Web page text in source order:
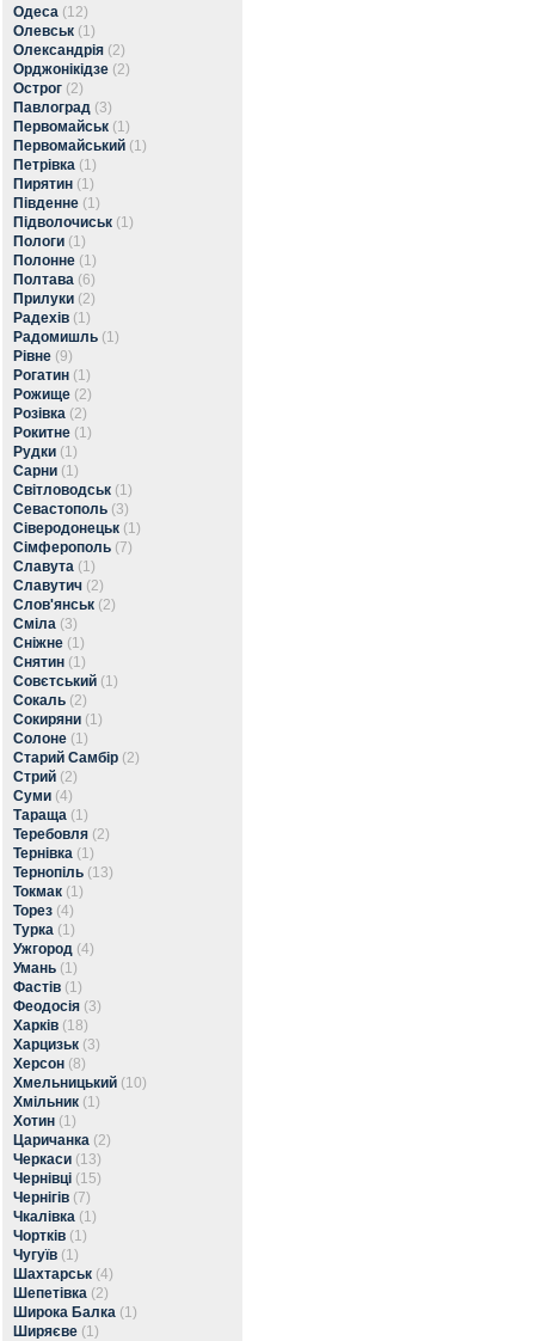
Одеса (12)
Олевськ (1)
Олександрія (2)
Орджонікідзе (2)
Острог (2)
Павлоград (3)
Первомайськ (1)
Первомайський (1)
Петрівка (1)
Пирятин (1)
Південне (1)
Підволочиськ (1)
Пологи (1)
Полонне (1)
Полтава (6)
Прилуки (2)
Радехів (1)
Радомишль (1)
Рівне (9)
Рогатин (1)
Рожище (2)
Розівка (2)
Рокитне (1)
Рудки (1)
Сарни (1)
Світловодськ (1)
Севастополь (3)
Сіверодонецьк (1)
Сімферополь (7)
Славута (1)
Славутич (2)
Слов'янськ (2)
Сміла (3)
Сніжне (1)
Снятин (1)
Совєтський (1)
Сокаль (2)
Сокиряни (1)
Солоне (1)
Старий Самбір (2)
Стрий (2)
Суми (4)
Тараща (1)
Теребовля (2)
Тернівка (1)
Тернопіль (13)
Токмак (1)
Торез (4)
Турка (1)
Ужгород (4)
Умань (1)
Фастів (1)
Феодосія (3)
Харків (18)
Харцизьк (3)
Херсон (8)
Хмельницький (10)
Хмільник (1)
Хотин (1)
Царичанка (2)
Черкаси (13)
Чернівці (15)
Чернігів (7)
Чкалівка (1)
Чортків (1)
Чугуїв (1)
Шахтарськ (4)
Шепетівка (2)
Широка Балка (1)
Ширяєве (1)